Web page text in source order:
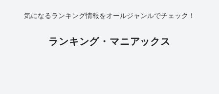
気になるランキング情報をオールジャンルでチェック！
ランキング・マニアックス